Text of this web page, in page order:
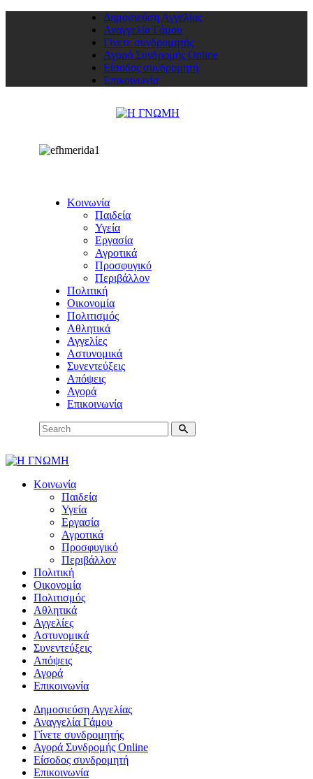
Δημοσιεύση Αγγελίας
Αναγγελία Γάμου
Γίνετε συνδρομητής
Αγορά Συνδρομής Online
Είσοδος συνδρομητή
Επικοινωνία
Κοινωνία
Παιδεία
Υγεία
Εργασία
Αγροτικά
Προσφυγικό
Περιβάλλον
Πολιτική
Οικονομία
Πολιτισμός
Αθλητικά
Αγγελίες
Αστυνομικά
Συνεντεύξεις
Απόψεις
Αγορά
Επικοινωνία
Κοινωνία
Παιδεία
Υγεία
Εργασία
Αγροτικά
Προσφυγικό
Περιβάλλον
Πολιτική
Οικονομία
Πολιτισμός
Αθλητικά
Αγγελίες
Αστυνομικά
Συνεντεύξεις
Απόψεις
Αγορά
Επικοινωνία
Δημοσιεύση Αγγελίας
Αναγγελία Γάμου
Γίνετε συνδρομητής
Αγορά Συνδρομής Online
Είσοδος συνδρομητή
Επικοινωνία